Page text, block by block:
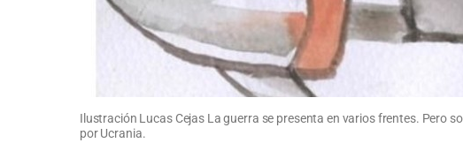
Ilustración Lucas Cejas La guerra se presenta en varios frentes. Pero
por Ucrania.